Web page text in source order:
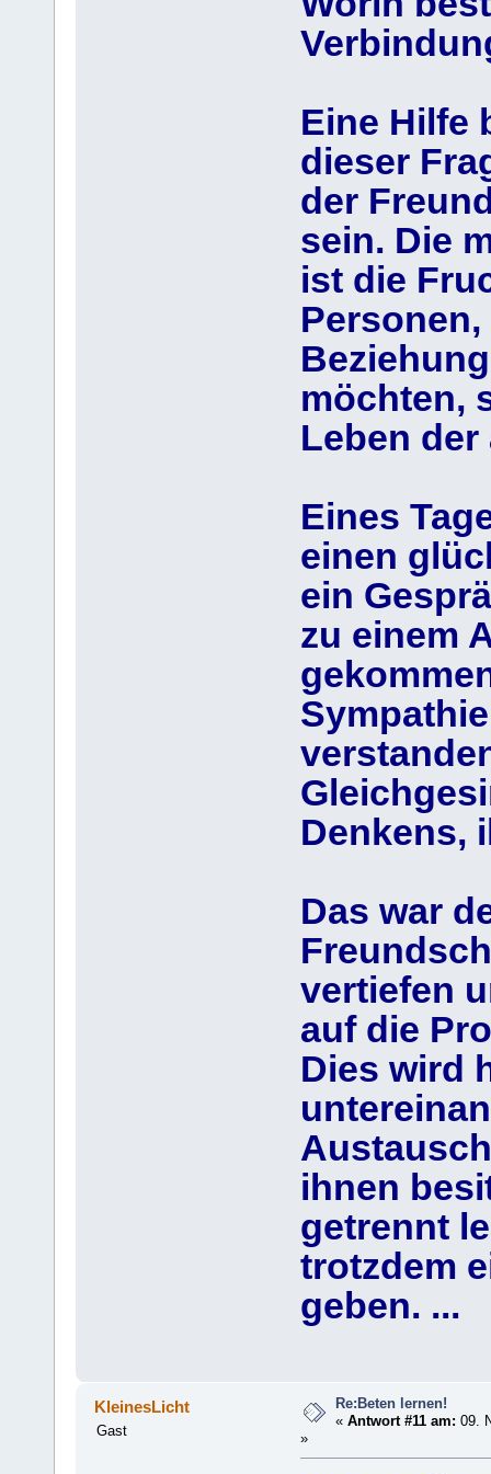
Eine Hilfe
dieser
der
sein. Die
ist die
möchten,
Leben
Eines
einen
ein
zu einem
Denkens,
Das war
vertiefen
auf die
Dies wird
ihnen
getrennt
trotzdem
geben. ...
KleinesLicht
Gast
Re:Beten lernen!
«Antwort #11 am: 09.
»